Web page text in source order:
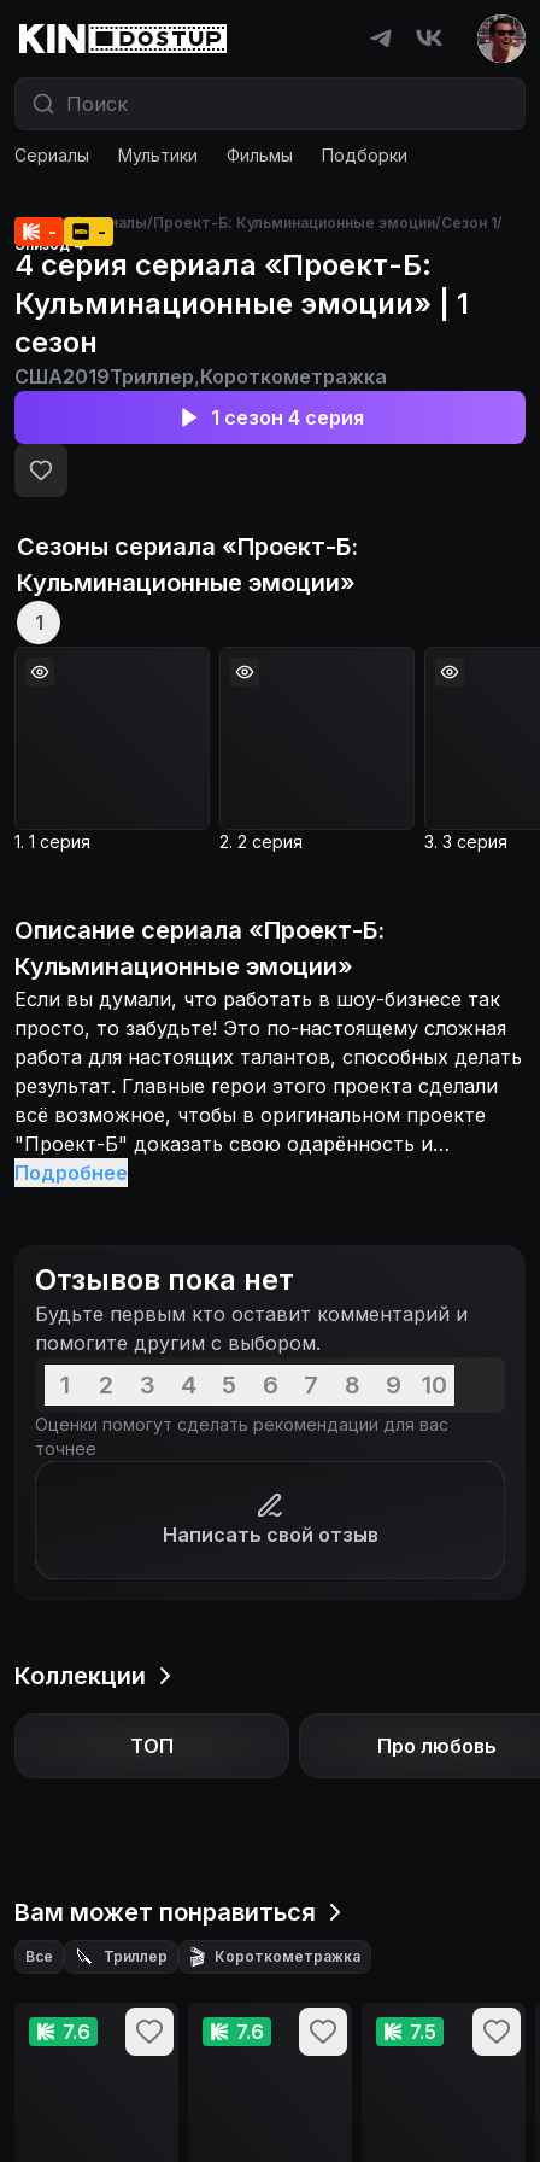
Сериалы Мультики Фильмы Подборки
Главная/Сериалы/Проект-Б: Кульминационные эмоции/Сезон 1/
Эпизод 4
- -
4 серия сериала «Проект-Б:
Кульминационные эмоции» | 1
сезон
США2019Триллер,Короткометражка
1 сезон 4 серия
Сезоны сериала «Проект-Б:
Кульминационные эмоции»
1
1. 1 серия 2. 2 серия 3. 3 серия
Описание сериала «Проект-Б:
Кульминационные эмоции»
Если вы думали, что работать в шоу-бизнесе так
просто, то забудьте! Это по-настоящему сложная
работа для настоящих талантов, способных делать
результат. Главные герои этого проекта сделали
всё возможное, чтобы в оригинальном проекте
"Проект-Б" доказать свою одарённость и
способность работать на поп-сцене. К тому же
очередной успех. Об их безумных буднях и веселых
жизненных событиях обязательно расскажет
новый сезон популярного анимационного шоу!
Приятного просмотра.
Подробнее
Отзывов пока нет
Будьте первым кто оставит комментарий и
помогите другим с выбором.
1 2 3 4 5 6 7 8 9 10
Оценки помогут сделать рекомендации для вас
точнее
Написать свой отзыв
Коллекции
ТОП Про любовь
Вам может понравиться
Все 🔪 Триллер 🎬 Короткометражка
7.6 7.6 7.5